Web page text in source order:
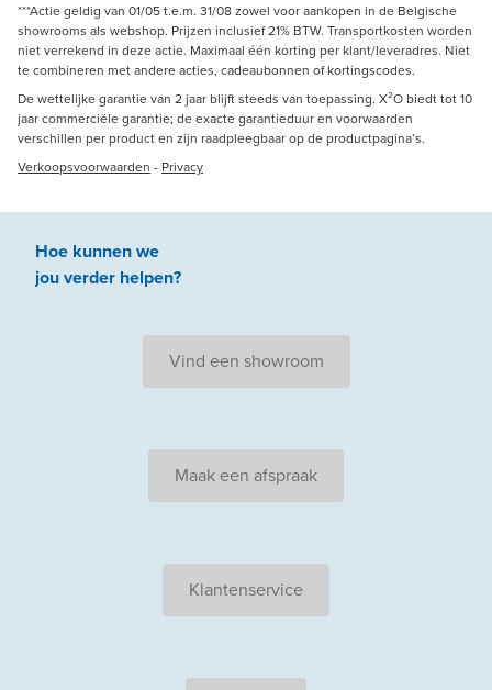
***Actie geldig van 01/05 t.e.m. 31/08 zowel voor aankopen in de Belgische
showrooms als webshop. Prijzen inclusief 21% BTW. Transportkosten worden
niet verrekend in deze actie. Maximaal één korting per klant/leveradres. Niet
te combineren met andere acties, cadeaubonnen of kortingscodes.
De wettelijke garantie van 2 jaar blijft steeds van toepassing. X²O biedt tot 10
jaar commerciële garantie; de exacte garantieduur en voorwaarden
verschillen per product en zijn raadpleegbaar op de productpagina’s.
Verkoopsvoorwaarden - Privacy
Hoe kunnen we
jouverder helpen?
Vind een showroom
Maak een afspraak
Klantenservice